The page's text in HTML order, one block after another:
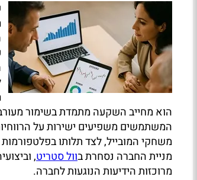
הוא מחייב השקעה מתמדת בשימור
המשתמשים משפיעים ישירות על
משחקי המובייל, לצד תלותו
מניית החברה נסחרת בוול סטריט,
מרוכזות הידיעות הנוגעות לחברה.